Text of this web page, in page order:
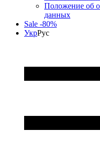
Положение об
данных
Sale -80%
УкрРус